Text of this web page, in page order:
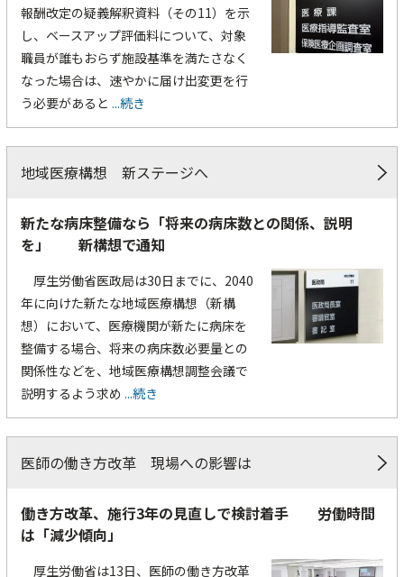
報酬改定の疑義解釈資料（その11）を示
し、ベースアップ評価料について、対象
職員が誰もおらず施設基準を満たさなく
なった場合は、速やかに届け出変更を行
う必要があると ...続き
地域医療構想 新ステージへ
新たな病床整備なら「将来の病床数との関係、説明
を」 新構想で通知
厚生労働省医政局は30日までに、2040
年に向けた新たな地域医療構想（新構
想）において、医療機関が新たに病床を
整備する場合、将来の病床数必要量との
関係性などを、地域医療構想調整会議で
説明するよう求め ...続き
医師の働き方改革 現場への影響は
働き方改革、施行3年の見直しで検討着手 労働時間
は「減少傾向」
厚生労働省は13日、医師の働き方改革